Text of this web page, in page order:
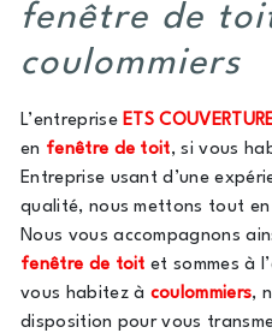
fenêtre de
coulommiers
L’entrepriseETS
en fenêtre de toit, si vous
Entreprise usant d’une
qualité, nous mettons tout
Nous vous accompagnons
fenêtre de toit et sommes à
vous habitez à coulommiers,
disposition pour vous